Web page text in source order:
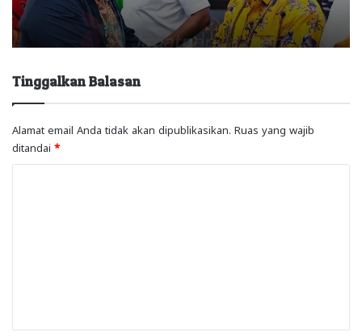
Tinggalkan Balasan
Alamat email Anda tidak akan dipublikasikan. Ruas yang wajib
ditandai *